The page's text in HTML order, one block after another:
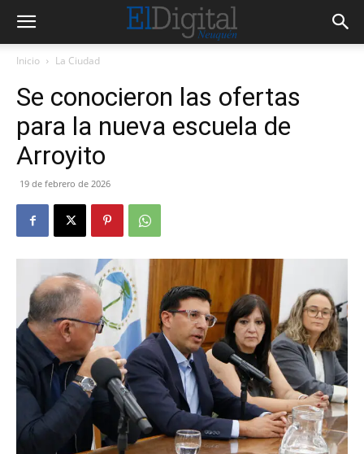
Inicio La Ciudad
Se conocieron las ofertas
para la nueva escuela de
Arroyito
19 de febrero de 2026